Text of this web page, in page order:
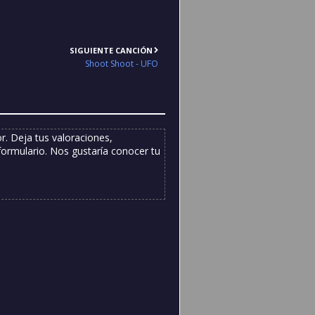
SIGUIENTE CANCIÓN
Shoot Shoot - UFO
Deja tus valoraciones,
Nos gustaría conocer tu